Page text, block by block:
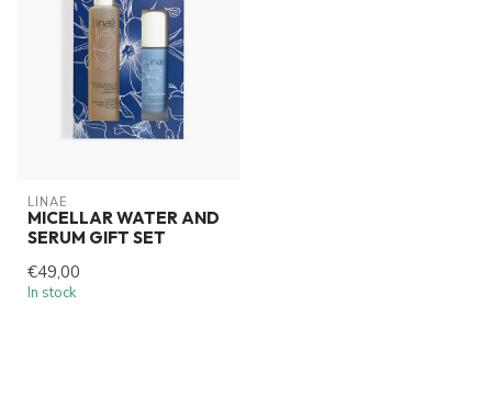
LINAÉ
MICELLAR WATER AND
SERUM GIFT SET
€49,00
In stock